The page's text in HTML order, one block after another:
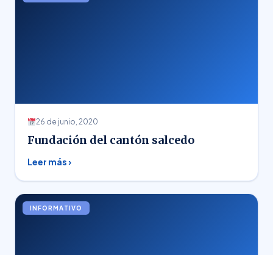
26 de junio, 2020
Fundación del cantón salcedo
Leer más ›
INFORMATIVO